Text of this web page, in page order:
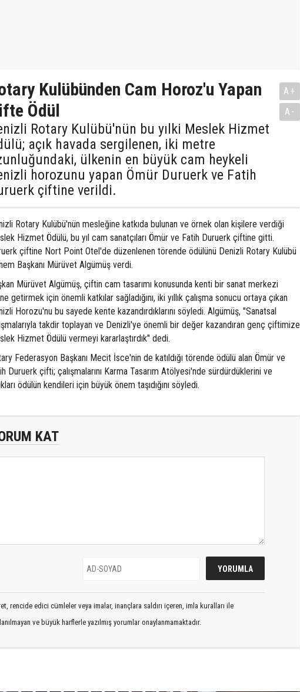
Kulübünden Cam Horoz'u Yapan
Ödül
Rotary Kulübü'nün bu yılki Meslek Hizmet
açık havada sergilenen, iki metre
ülkenin en büyük cam heykeli
horozunu yapan Ömür Duruerk ve Fatih
çiftine verildi.
A+
A-
Rotary Kulübü'nün mesleğine katkıda bulunan ve örnek olan kişilere verdiği
Hizmet Ödülü, bu yıl cam sanatçıları Ömür ve Fatih Duruerk çiftine gitti.
çiftine Nort Point Otel'de düzenlenen törende ödülünü Denizli Rotary Kulübü
Başkanı Mürüvet Algümüş verdi.
Mürüvet Algümüş, çiftin cam tasarımı konusunda kenti bir sanat merkezi
getirmek için önemli katkılar sağladığını, iki yıllık çalışma sonucu ortaya çıkan
Horozu'nu bu sayede kente kazandırdıklarını söyledi. Algümüş, "Sanatsal
takdir toplayan ve Denizli'ye önemli bir değer kazandıran genç çiftimize
Hizmet Ödülü vermeyi kararlaştırdık" dedi.
Federasyon Başkanı Mecit İsce'nin de katıldığı törende ödülü alan Ömür ve
Duruerk çifti; çalışmalarını Karma Tasarım Atölyesi'nde sürdürdüklerini ve
ödülün kendileri için büyük önem taşıdığını söyledi.
KAT
rencide edici cümleler veya imalar, inançlara saldırı içeren, imla kuralları ile
ve büyük harflerle yazılmış yorumlar onaylanmamaktadır.